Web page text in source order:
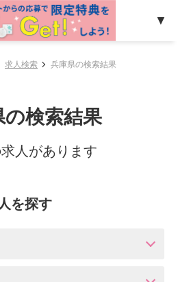
求人検索 兵庫県の検索結果
の検索結果
人があります
を探す